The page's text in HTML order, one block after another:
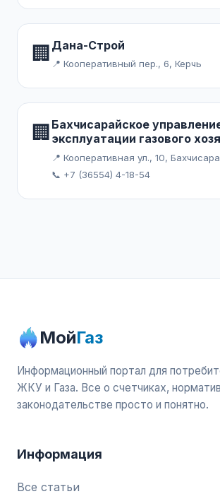
🏢 Дана-Строй
📍 Кооперативный пер., 6, Керчь
🏢 Бахчисарайское
эксплуатации газового
📍 Кооперативная ул., 10,
📞 +7 (36554) 4-18-54
МойГаз
Информационный портал для
ЖКУ и Газа. Все о счетчиках,
законодательстве просто и понятно.
Информация
Все статьи